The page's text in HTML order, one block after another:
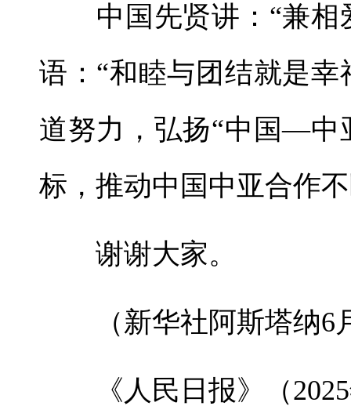
中国先贤讲：“兼相
语：“和睦与团结就是
道努力，弘扬“中国—中
标，推动中国中亚合作
谢谢大家。
（新华社阿斯塔纳6
《人民日报》（2025